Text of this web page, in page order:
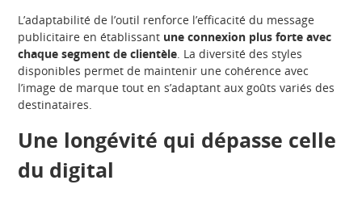
L’adaptabilité de l’outil renforce l’efficacité du message
publicitaire en établissant une connexion plus forte avec
chaque segment de clientèle. La diversité des styles
disponibles permet de maintenir une cohérence avec
l’image de marque tout en s’adaptant aux goûts variés des
destinataires.
Une longévité qui dépasse celle
du digital